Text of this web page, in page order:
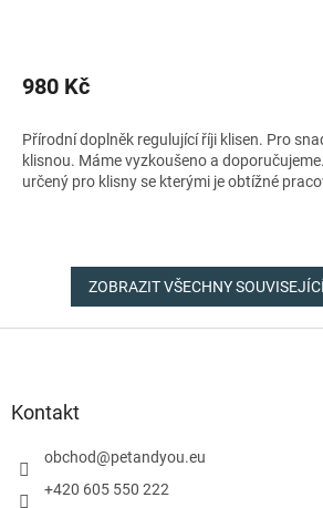
980 Kč
Přírodní doplněk regulující říji klisen. Pro
klisnou. Máme vyzkoušeno a
určený pro klisny se kterými je obtížné
ZOBRAZIT VŠECHNY
Kontakt
obchod@petandyou.eu
+420 605 550 222